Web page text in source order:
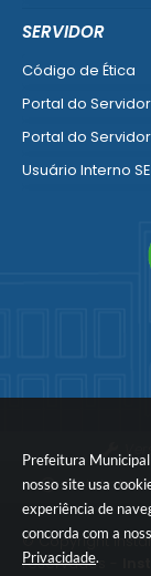
Prefeitura
nosso site usa
experiência de
concorda com a
Privacidade.
SERVIDOR
Código de Ética
Portal do
Portal do
Usuário Interno
Portal do
Manual de
Ver mais
Portal
© Copyright
reservados -